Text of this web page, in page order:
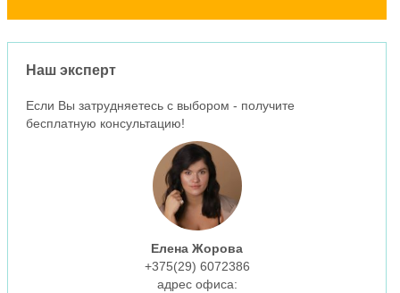
Наш эксперт
Если Вы затрудняетесь с выбором - получите
бесплатную консультацию!
Елена Жорова
+375(29) 6072386
aдрес офиса: